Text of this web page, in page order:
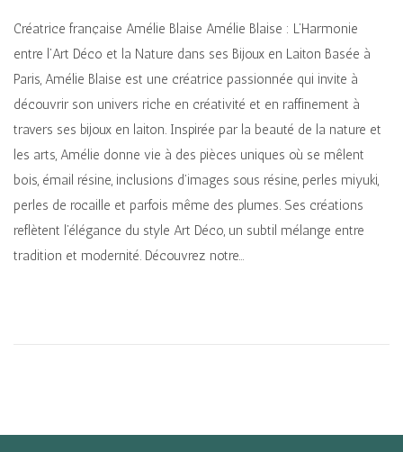
Créatrice française Amélie Blaise Amélie Blaise : L’Harmonie
entre l’Art Déco et la Nature dans ses Bijoux en Laiton Basée à
Paris, Amélie Blaise est une créatrice passionnée qui invite à
découvrir son univers riche en créativité et en raffinement à
travers ses bijoux en laiton. Inspirée par la beauté de la nature et
les arts, Amélie donne vie à des pièces uniques où se mêlent
bois, émail résine, inclusions d’images sous résine, perles miyuki,
perles de rocaille et parfois même des plumes. Ses créations
reflètent l’élégance du style Art Déco, un subtil mélange entre
tradition et modernité. Découvrez notre…